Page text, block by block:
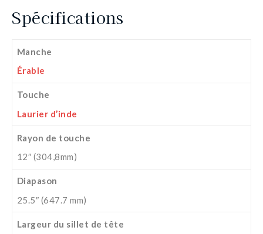
Spécifications
Manche
Érable
Touche
Laurier d’inde
Rayon de touche
12″ (304,8mm)
Diapason
25.5″ (647.7 mm)
Largeur du sillet de tête